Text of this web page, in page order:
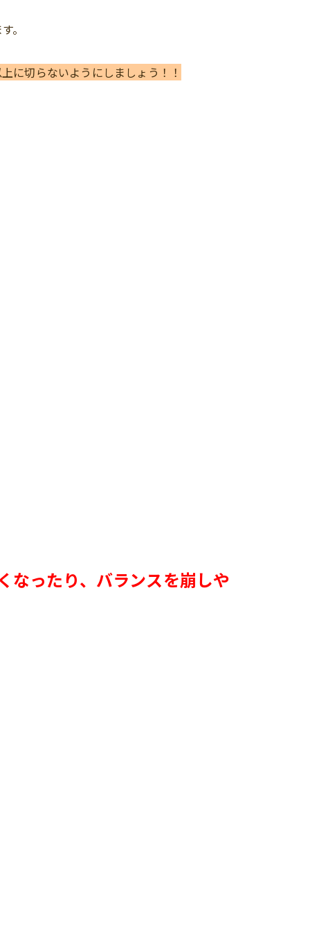
。
に切らないようにしましょう！！
なったり、バランスを崩しや